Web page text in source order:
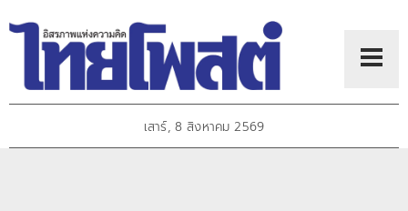
เสาร์, 8 สิงหาคม 2569